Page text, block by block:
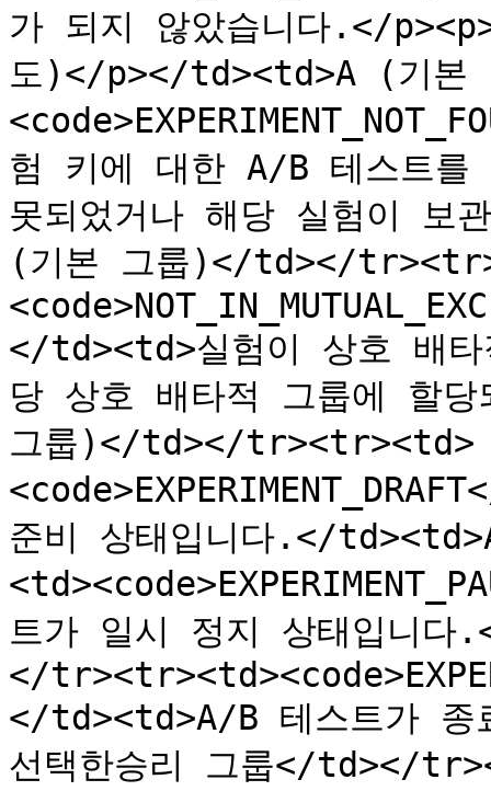
가 되지 않았습니다.</
도)</p></td><td>A (기
험 키에 대한 A/B 테스트
못되었거나 해당 실험이
(기본 그룹)</td></
</td><td>실험이 상호 배타
당 상호 배타적 그룹에 할
그룹)</td></tr><tr><td>
준비 상태입니다.</
트가 일시 정지 상태입니
</
</td><td>A/B 테스트가 종
선택한승리 그룹</td></